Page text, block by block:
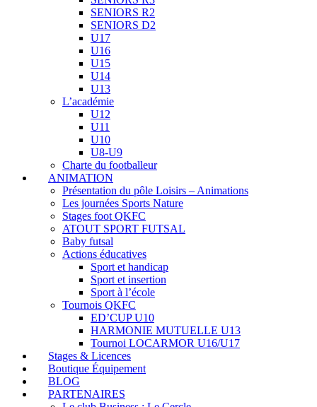
SENIORS R2
SENIORS D2
U17
U16
U15
U14
U13
L’académie
U12
U11
U10
U8-U9
Charte du footballeur
ANIMATION
Présentation du pôle Loisirs – Animations
Les journées Sports Nature
Stages foot QKFC
ATOUT SPORT FUTSAL
Baby futsal
Actions éducatives
Sport et handicap
Sport et insertion
Sport à l’école
Tournois QKFC
ED’CUP U10
HARMONIE MUTUELLE U13
Tournoi LOCARMOR U16/U17
Stages & Licences
Boutique Équipement
BLOG
PARTENAIRES